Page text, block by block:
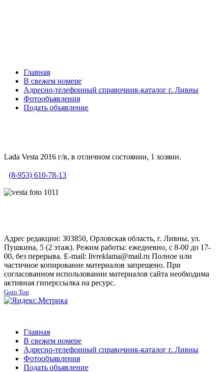
Главная
В свежем номере
Адресно-телефонный справочник-каталог г. Ливны
Фотообъявления
Подать объявление
Lada Vesta 2016 г/в, в отличном состоянии, 1 хозяин.
(8-953) 610-78-13
Адрес редакции: 303850, Орловская область, г. Ливны, ул.
Пушкина, 5 (2 этаж). Режим работы: ежедневно, с 8-00 до 17-
00, без перерыва. E-mail: livreklama@mail.ru Полное или
частичное копирование материалов запрещено. При
согласованном использовании материалов сайта необходима
активная гиперссылка на ресурс.
Goto Top
Главная
В свежем номере
Адресно-телефонный справочник-каталог г. Ливны
Фотообъявления
Подать объявление